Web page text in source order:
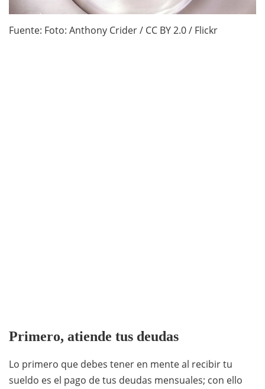
Fuente: Foto: Anthony Crider / CC BY 2.0 / Flickr
Primero, atiende tus deudas
Lo primero que debes tener en mente al recibir tu
sueldo es el pago de tus deudas mensuales; con ello